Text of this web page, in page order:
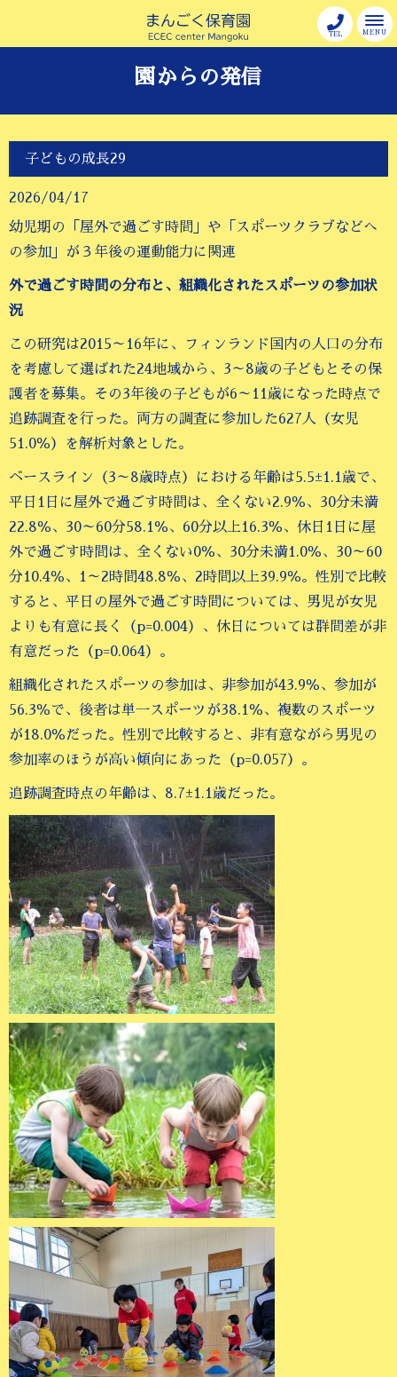
MENU
TEL
園からの発信
子どもの成長29
2026/04/17
幼児期の「屋外で過ごす時間」や「スポーツクラブなどへ
の参加」が３年後の運動能力に関連
外で過ごす時間の分布と、組織化されたスポーツの参加状
況
この研究は2015～16年に、フィンランド国内の人口の分布
を考慮して選ばれた24地域から、3～8歳の子どもとその保
護者を募集。その3年後の子どもが6～11歳になった時点で
追跡調査を行った。両方の調査に参加した627人（女児
51.0％）を解析対象とした。
ベースライン（3～8歳時点）における年齢は5.5±1.1歳で、
平日1日に屋外で過ごす時間は、全くない2.9％、30分未満
22.8％、30～60分58.1％、60分以上16.3％、休日1日に屋
外で過ごす時間は、全くない0％、30分未満1.0％、30～60
分10.4％、1～2時間48.8％、2時間以上39.9％。性別で比較
すると、平日の屋外で過ごす時間については、男児が女児
よりも有意に長く（p=0.004）、休日については群間差が非
有意だった（p=0.064）。
組織化されたスポーツの参加は、非参加が43.9％、参加が
56.3％で、後者は単一スポーツが38.1％、複数のスポーツ
が18.0％だった。性別で比較すると、非有意ながら男児の
参加率のほうが高い傾向にあった（p=0.057）。
追跡調査時点の年齢は、8.7±1.1歳だった。